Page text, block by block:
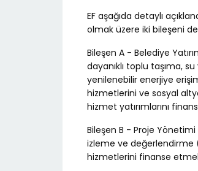
EF aşağıda detaylı
olmak üzere iki bileşeni
Bileşen A - Belediye
dayanıklı toplu taşıma,
yenilenebilir enerjiye
hizmetlerini ve sosyal
hizmet yatırımlarını
Bileşen B - Proje
izleme ve değerlendirme
hizmetlerini finanse